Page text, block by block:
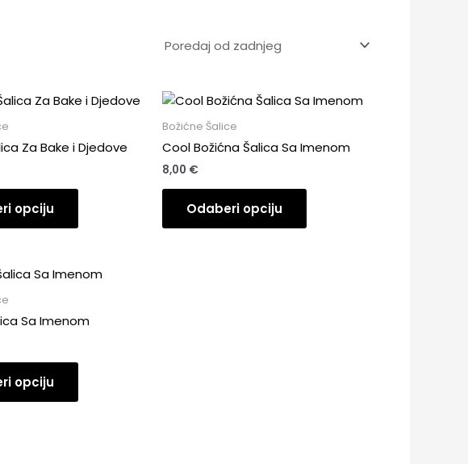
Za Bake i Djedove
opciju
Božićne Šalice
Cool Božićna Šalica Sa Imenom
8,00 €
Odaberi opciju
Sa Imenom
opciju